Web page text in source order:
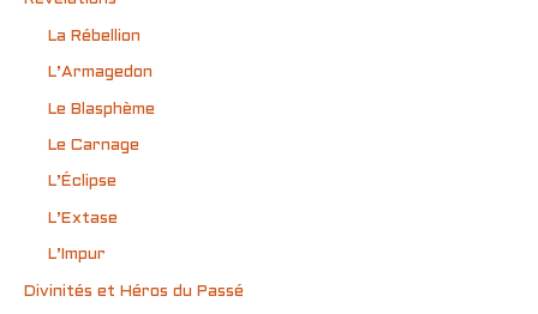
La Rébellion
L’Armagedon
Le Blasphème
Le Carnage
L’Éclipse
L’Extase
L’Impur
Divinités et Héros du Passé